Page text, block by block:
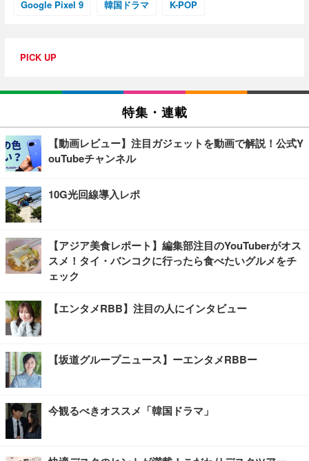
Google Pixel 9 韓国ドラマ K-POP
PICK UP
特集・連載
【動画レビュー】注目ガジェットを動画で解説！公式Y
ouTubeチャンネル
10G光回線導入レポ
【アジア美食レポート】編集部注目のYouTuberがオス
スメ！タイ・バンコクに行ったら食べたいグルメをチ
ェック
【エンタメRBB】注目の人にインタビュー
【坂道グループニュース】ーエンタメRBBー
今観るべきオススメ「韓国ドラマ」